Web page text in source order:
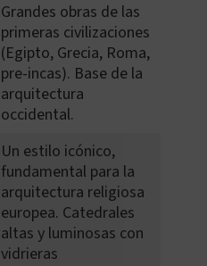
Grandes obras de las
primeras civilizaciones
(Egipto, Grecia, Roma,
pre-incas). Base de la
arquitectura
occidental.
Un estilo icónico,
fundamental para la
arquitectura religiosa
europea. Catedrales
altas y luminosas con
vidrieras